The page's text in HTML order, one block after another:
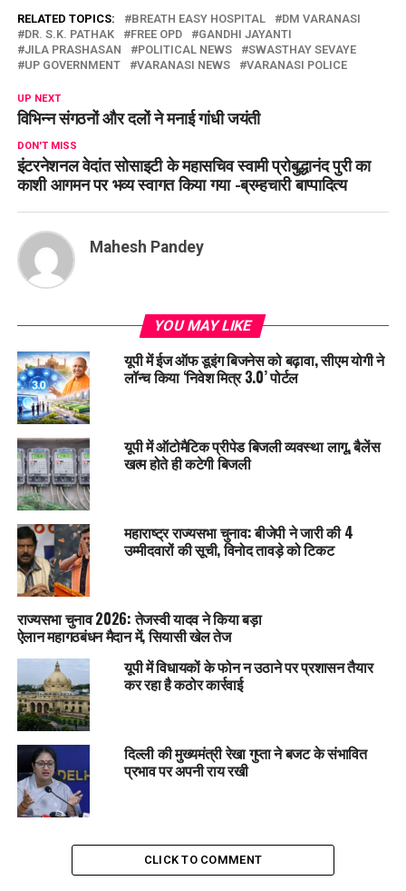
RELATED TOPICS: BREATH EASY HOSPITAL
DM VARANASI
DR. S.K. PATHAK
FREE OPD
GANDHI JAYANTI
JILA PRASHASAN
POLITICAL NEWS
SWASTHAY SEVAYE
UP GOVERNMENT
VARANASI NEWS VARANASI POLICE
UP NEXT
विभिन्न संगठनों और दलों ने मनाई गांधी जयंती
DON'T MISS
इंटरनेशनल वेदांत सोसाइटी के महासचिव स्वामी प्रोबुद्धानंद पुरी का
काशी आगमन पर भव्य स्वागत किया गया -ब्रम्हचारी बाप्पादित्य
Mahesh Pandey
YOU MAY LIKE
यूपी में ईज ऑफ डूइंग बिजनेस को बढ़ावा, सीएम योगी ने
लॉन्च किया ‘निवेश मित्र 3.0’ पोर्टल
यूपी में ऑटोमैटिक प्रीपेड बिजली व्यवस्था लागू, बैलेंस
खत्म होते ही कटेगी बिजली
महाराष्ट्र राज्यसभा चुनाव: बीजेपी ने जारी की 4
उम्मीदवारों की सूची, विनोद तावड़े को टिकट
राज्यसभा चुनाव 2026: तेजस्वी यादव ने किया बड़ा
ऐलान महागठबंधन मैदान में, सियासी खेल तेज
यूपी में विधायकों के फोन न उठाने पर प्रशासन तैयार
कर रहा है कठोर कार्रवाई
दिल्ली की मुख्यमंत्री रेखा गुप्ता ने बजट के संभावित
प्रभाव पर अपनी राय रखी
CLICK TO COMMENT